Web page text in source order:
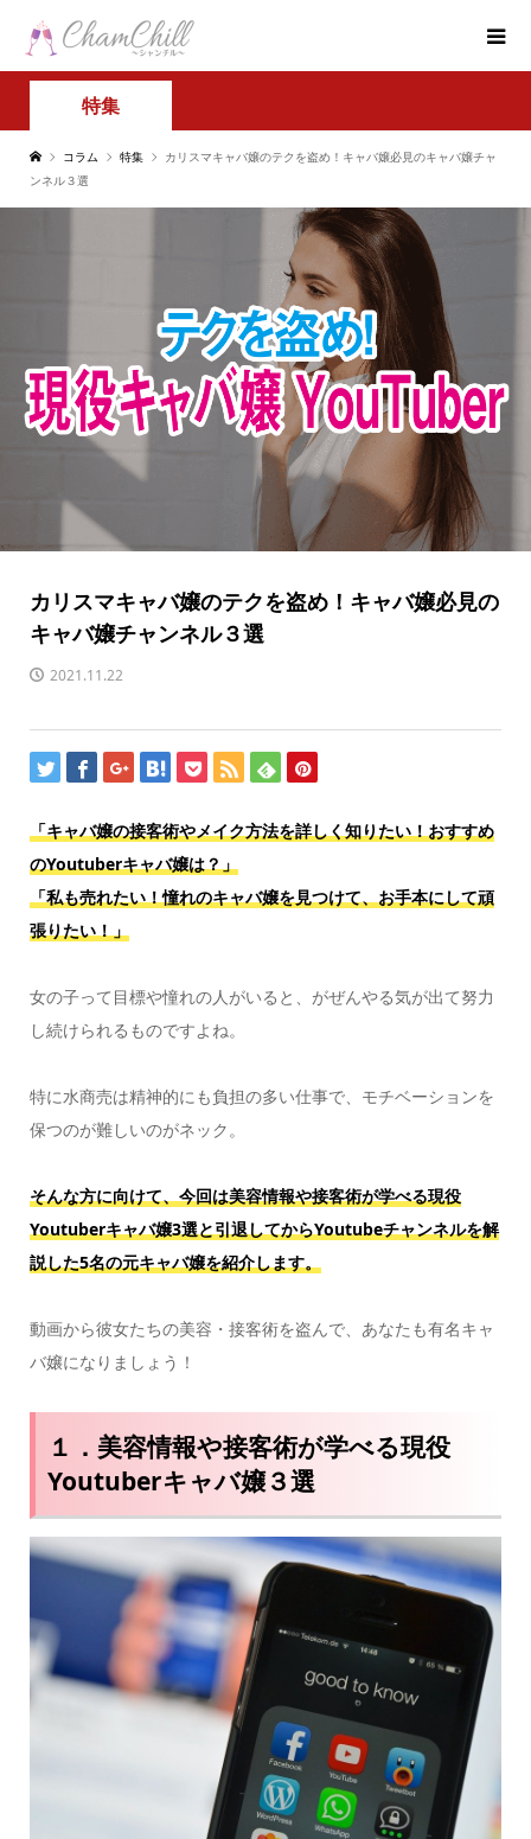
特集
コラム 特集
カリスマキャバ嬢のテクを盗め！キャバ嬢必見のキャバ嬢チャ
ンネル３選
カリスマキャバ嬢のテクを盗め！キャバ嬢必見の
キャバ嬢チャンネル３選
2021.11.22
「キャバ嬢の接客術やメイク方法を詳しく知りたい！おすすめ
のYoutuberキャバ嬢は？」
「私も売れたい！憧れのキャバ嬢を見つけて、お手本にして頑
張りたい！」
女の子って目標や憧れの人がいると、がぜんやる気が出て努力
し続けられるものですよね。
特に水商売は精神的にも負担の多い仕事で、モチベーションを
保つのが難しいのがネック。
そんな方に向けて、今回は美容情報や接客術が学べる現役
Youtuberキャバ嬢3選と引退してからYoutubeチャンネルを解
説した5名の元キャバ嬢を紹介します。
動画から彼女たちの美容・接客術を盗んで、あなたも有名キャ
バ嬢になりましょう！
１．美容情報や接客術が学べる現役
Youtuberキャバ嬢３選